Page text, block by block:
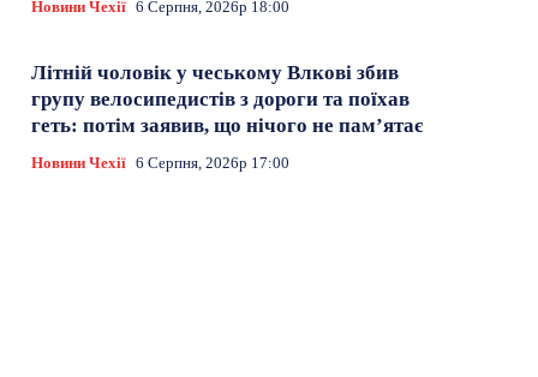
Новини Чехії 6 Серпня, 2026р 18:00
Літній чоловік у чеському Влкові збив
групу велосипедистів з дороги та поїхав
геть: потім заявив, що нічого не пам’ятає
Новини Чехії 6 Серпня, 2026р 17:00